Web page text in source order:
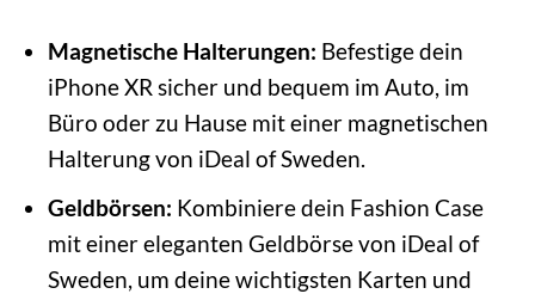
Magnetische Halterungen: Befestige dein
iPhone XR sicher und bequem im Auto, im
Büro oder zu Hause mit einer magnetischen
Halterung von iDeal of Sweden.
Geldbörsen: Kombiniere dein Fashion Case
mit einer eleganten Geldbörse von iDeal of
Sweden, um deine wichtigsten Karten und